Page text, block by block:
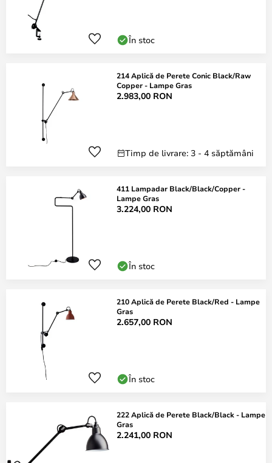
În stoc
214 Aplică de Perete Conic Black/Raw
Copper - Lampe Gras
2.983,00 RON
Timp de livrare: 3 - 4 săptămâni
411 Lampadar Black/Black/Copper -
Lampe Gras
3.224,00 RON
În stoc
210 Aplică de Perete Black/Red - Lampe
Gras
2.657,00 RON
În stoc
222 Aplică de Perete Black/Black - Lampe
Gras
2.241,00 RON